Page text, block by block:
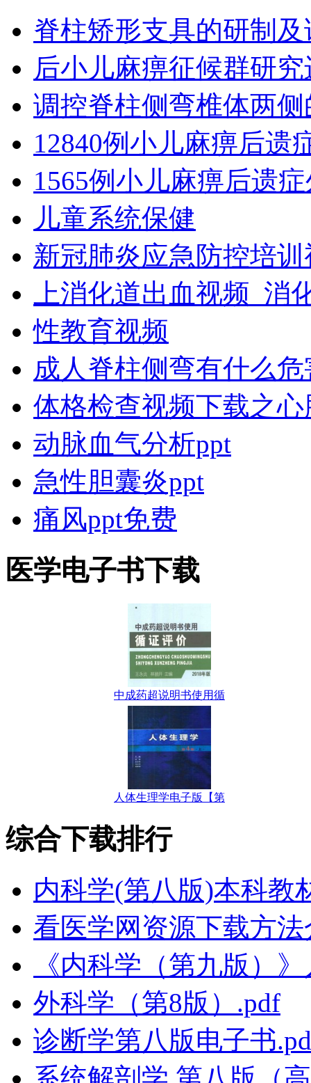
脊柱矫形支具的研制
后小儿麻痹征候群研
调控脊柱侧弯椎体两
12840例小儿麻痹后遗
1565例小儿麻痹后遗
儿童系统保健
新冠肺炎应急防控培
上消化道出血视频_消
性教育视频
成人脊柱侧弯有什么
体格检查视频下载之
动脉血气分析ppt
急性胆囊炎ppt
痛风ppt免费
医学电子书下载
中成药超说明书使用循
人体生理学电子版【第
综合下载排行
内科学(第八版)本科教
看医学网资源下载方法
《内科学（第九版）
外科学（第8版）.pdf
诊断学第八版电子书